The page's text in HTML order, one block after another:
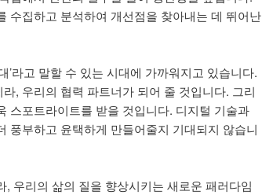
수집하고 분석하여 개선점을 찾아내는 데 뛰어난
’라고 말할 수 있는 시대에 가까워지고 있습니다.
, 우리의 협력 파트너가 되어 줄 것입니다. 그리
스포트라이트를 받을 것입니다. 디지털 기술과
풍부하고 윤택하게 만들어줄지 기대되지 않습니
우리의 삶의 질을 향상시키는 새로운 패러다임